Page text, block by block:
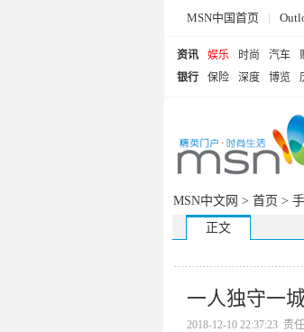
MSN中国首页 |
资讯 娱乐 时尚 汽车
银行
保险 深度 博览
MSN中文网 > 首页 >
正文
一人独守一
2018-12-10 22:37:23 责